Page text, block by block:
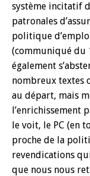
système incitatif
patronales
politique
(communiqué du
également
nombreux textes
au départ, mais
l’enrichissement
le voit, le PC (en
proche de la
revendications
que nous nous